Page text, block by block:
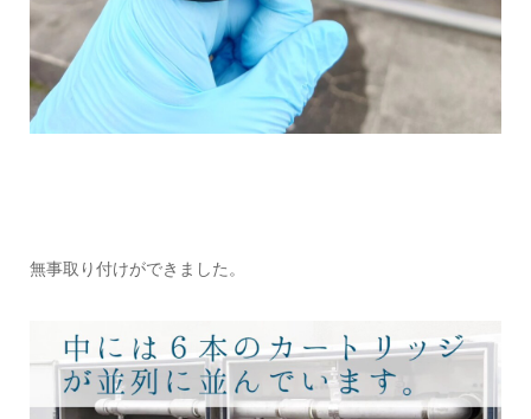
無事取り付けができました。